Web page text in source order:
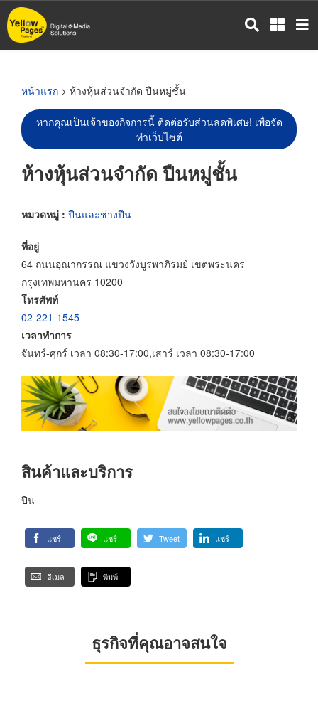
ข้าม
ไป
หน้าแรก > ห้างหุ้นส่วนจำกัด ปืนหมู่ชั้น
หากคุณเป็นเจ้าของกิจการนี้ ติดต่อรับส่วนลดพิเศษ! เพื่อจัด
ทำเว็บไซต์
ห้างหุ้นส่วนจำกัด ปืนหมู่ชั้น
หมวดหมู่ : ปืนและช่างปืน
ที่อยู่
64 ถนนอุณากรรณ แขวงวังบูรพาภิรมย์ เขตพระนคร
กรุงเทพมหานคร 10200
โทรศัพท์
02-221-1545
เวลาทำการ
จันทร์-ศุกร์ เวลา 08:30-17:00,เสาร์ เวลา 08:30-17:00
สินค้าและบริการ
ปืน
แชร์ แชร์ Tweet แชร์
อีเมล พิมพ์
ธุรกิจที่คุณอาจสนใจ